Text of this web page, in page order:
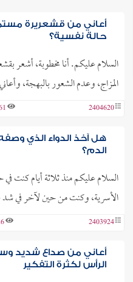
أعاني من قشعريرة
حالة نفسية؟
السلام عليكم. أنا مخطوبة، أشعر
المزاج، وعدم الشعور بالبهجة،
2404620
هل آخذ الدواء الذي
الدم؟
السلام عليكم منذ ثلاثة أيام كنت
الأسرية، وكنت من حين لآخر في
2403924
أعاني من صداع شديد
الرأس لكثرة التفكير